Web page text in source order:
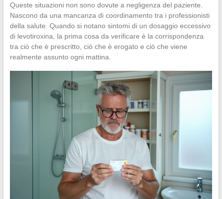
Queste situazioni non sono dovute a negligenza del paziente.
Nascono da una mancanza di coordinamento tra i professionisti
della salute. Quando si notano sintomi di un dosaggio eccessivo
di levotiroxina, la prima cosa da verificare è la corrispondenza
tra ciò che è prescritto, ciò che è erogato e ciò che viene
realmente assunto ogni mattina.